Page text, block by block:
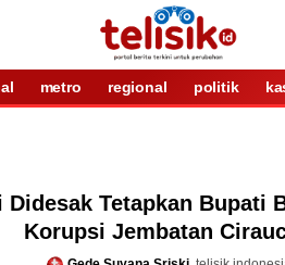
metro regional politik
Tetapkan Bupati
Korupsi Jembatan